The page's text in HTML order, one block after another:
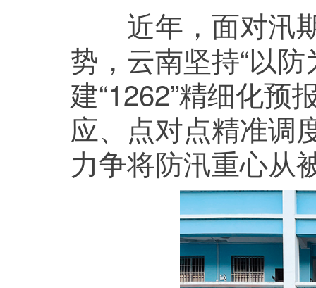
近年，面对汛期
势，云南坚持“以
建“1262”精细化预
应、点对点精准调
力争将防汛重心从